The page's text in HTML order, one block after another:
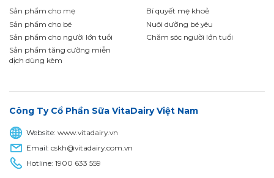
Sản phẩm cho mẹ
Sản phẩm cho bé
Sản phẩm cho người lớn tuổi
Sản phẩm tăng cường miễn
dịch dùng kèm
Bí quyết mẹ khoẻ
Nuôi dưỡng bé yêu
Chăm sóc người lớn tuổi
Công Ty Cổ Phần Sữa VitaDairy Việt Nam
Website:www.vitadairy.vn
Email:cskh@vitadairy.com.vn
Hotline:1900 633 559